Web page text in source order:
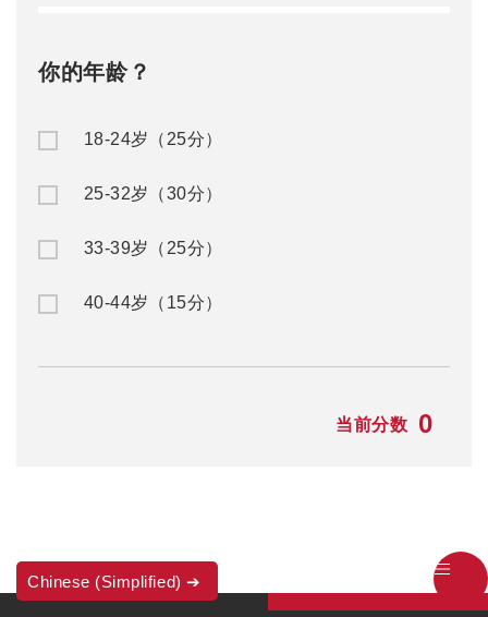
你的年龄？
18-24岁（25分）
25-32岁（30分）
33-39岁（25分）
40-44岁（15分）
当前分数 0
Chinese (Simplified)